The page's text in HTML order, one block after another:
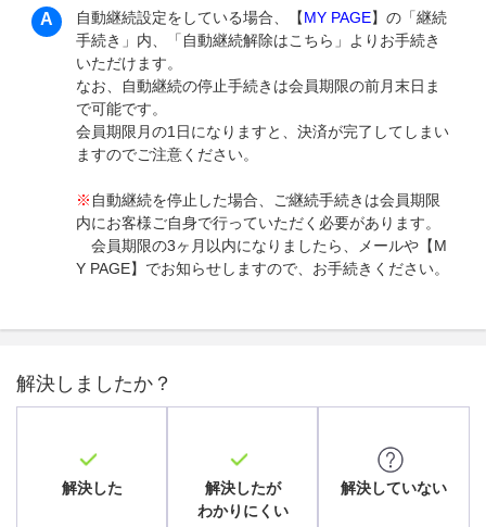
自動継続設定をしている場合、【MY PAGE】の「継続
手続き」内、「自動継続解除はこちら」よりお手続き
いただけます。
なお、自動継続の停止手続きは会員期限の前月末日ま
で可能です。
会員期限月の1日になりますと、決済が完了してしまい
ますのでご注意ください。
※ 自動継続を停止した場合、ご継続手続きは会員期限
内にお客様ご自身で行っていただく必要があります。
会員期限の3ヶ月以内になりましたら、メールや【M
Y PAGE】でお知らせしますので、お手続きください。
解決しましたか？
解決した
解決したが
わかりにくい
解決していない